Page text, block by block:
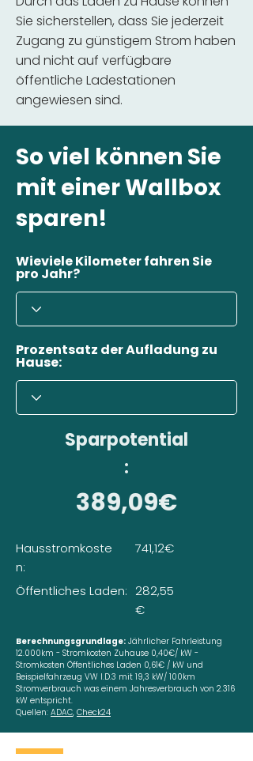
Sie sicherstellen, dass Sie jederzeit
Zugang zu günstigem Strom haben
und nicht auf verfügbare
öffentliche Ladestationen
angewiesen sind.
So viel können Sie
mit einer Wallbox
sparen!
Wieviele Kilometer fahren Sie
pro Jahr?
Prozentsatz der Aufladung zu
Hause:
Sparpotential
:
389,09€
Hausstromkoste
n:
Öffentliches Laden:
741,12€
282,55
€
Berechnungsgrundlage: Jährlicher Fahrleistung
12.000km - Stromkosten Zuhause 0,40€/ kW -
Stromkosten Öffentliches Laden 0,61€ / kW und
Beispielfahrzeug VW I.D.3 mit 19,3 kW/ 100km
Stromverbrauch was einem Jahresverbrauch von 2.316
kW entspricht.
Quellen: ADAC, Check24